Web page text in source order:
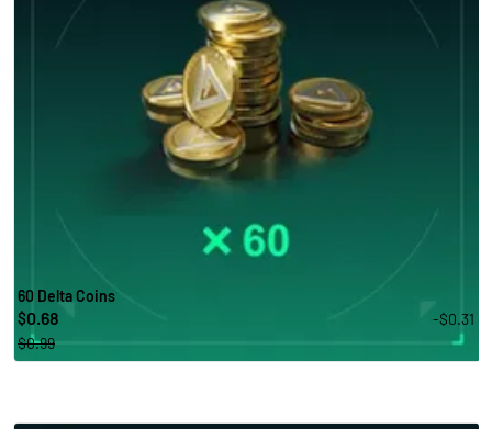
60 Delta Coins
$0.68
-$0.31
$0.99